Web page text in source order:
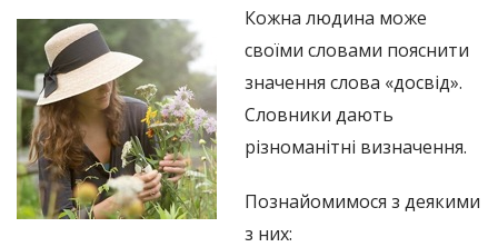
Кожна людина може
своїми словами пояснити
значення слова «досвід».
Словники дають
різноманітні визначення.
Познайомимося з деякими
з них: